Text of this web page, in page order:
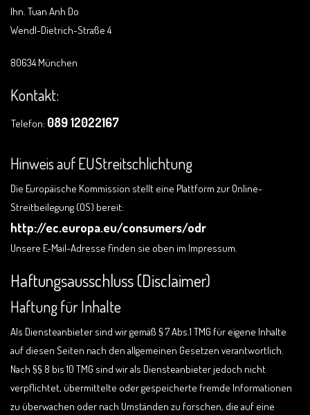
Ihn. Tuan Anh Do
Wendl-Dietrich-Straße 4
80634 München
Kontakt:
Telefon: 089 12022167
Hinweis auf EUStreitschlichtung
Die Europäische Kommission stellt eine Plattform zur Online-
Streitbeilegung (OS) bereit:
http://ec.europa.eu/consumers/odr
Unsere E-Mail-Adresse finden sie oben im Impressum.
Haftungsausschluss (Disclaimer)
Haftung für Inhalte
Als Diensteanbieter sind wir gemäß § 7 Abs.1 TMG für eigene Inhalte
auf diesen Seiten nach den allgemeinen Gesetzen verantwortlich.
Nach §§ 8 bis 10 TMG sind wir als Diensteanbieter jedoch nicht
verpflichtet, übermittelte oder gespeicherte fremde Informationen
zu überwachen oder nach Umständen zu forschen, die auf eine